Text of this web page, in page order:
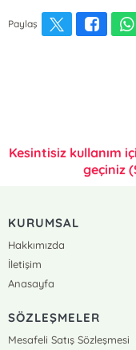
Paylaş
Kesintisiz kullanım
geçiniz
KURUMSAL
Hakkımızda
İletişim
Anasayfa
SÖZLEŞMELER
Mesafeli Satış Sözleşmesi